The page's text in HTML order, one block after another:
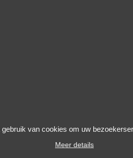
van cookies om uw
Meer details